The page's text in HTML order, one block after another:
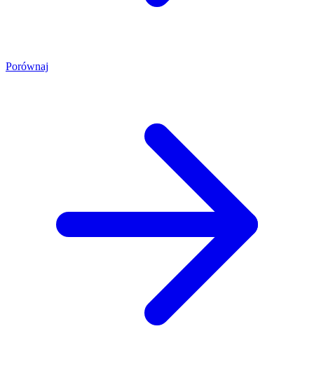
Porównaj